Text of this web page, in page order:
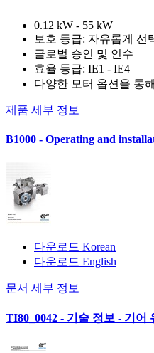
0.12 kW - 55 kW
보호 등급: 자유롭게 선
글로벌 승인 및 인수
효율 등급: IE1 - IE4
다양한 모터 옵션을 통
제품 세부 정보
B1000 - Operating and
다운로드 Korean
다운로드 English
문서 세부 정보
TI80_0042 - 기술 정보 - 기어